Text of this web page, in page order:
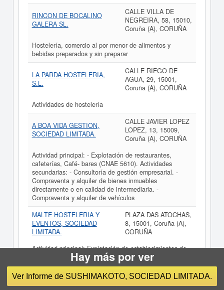
RINCON DE BOCALINO
GALERA SL.
CALLE VILLA DE
NEGREIRA, 58, 15010,
Coruña (A), CORUÑA
Hostelería, comercio al por menor de alimentos y
bebidas preparados y sin preparar
LA PARDA HOSTELERIA,
S.L.
CALLE RIEGO DE
AGUA, 29, 15001,
Coruña (A), CORUÑA
Actividades de hostelería
A BOA VIDA GESTION,
SOCIEDAD LIMITADA.
CALLE JAVIER LOPEZ
LOPEZ, 13, 15009,
Coruña (A), CORUÑA
Actividad principal: - Explotación de restaurantes,
cafeterías, Café- bares (CNAE 5610). Actividades
secundarias: - Consultoría de gestión empresarial. -
Compraventa y alquiler de bienes inmuebles
directamente o en calidad de intermediaria. -
Compraventa y alquiler de vehículos
MALTE HOSTELERIA Y
EVENTOS, SOCIEDAD
LIMITADA.
PLAZA DAS ATOCHAS,
8, 15001, Coruña (A),
CORUÑA
Actividad principal: Explotación de establecimientos de
hostelería, food trucks, prestación de servicios de
catering, así como comercio al menor de productos
(CNAES 5610, 5621 y 5629) Otras actividades: Venta de
merchandising (CNAE 4799) Organización de eventos,
Hay más por ver
Ver Informe de SUSHIMAKOTO, SOCIEDAD LIMITADA.